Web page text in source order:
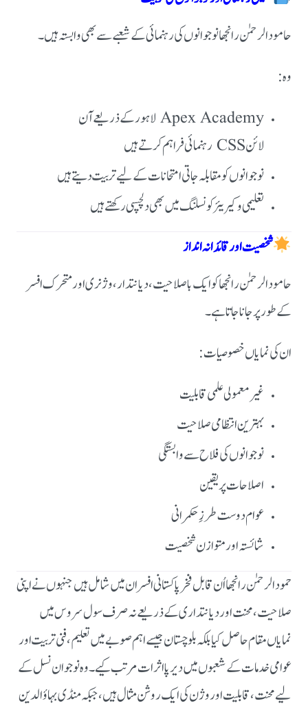
حامود الرحمٰن رانجھا نوجوانوں کی رہنمائی کے شعبے سے بھی وابستہ ہیں۔
وہ:
Apex Academy لاہور کے ذریعے آن
لائن CSS رہنمائی فراہم کرتے ہیں
نوجوانوں کو مقابلہ جاتی امتحانات کے لیے تربیت دیتے ہیں
تعلیمی و کیریئر کونسلنگ میں بھی دلچسپی رکھتے ہیں
شخصیت اور قائدانہ انداز
حامود الرحمٰن رانجھا کو ایک باصلاحیت، دیانتدار، وژنری اور متحرک افسر
کے طور پر جانا جاتا ہے۔
ان کی نمایاں خصوصیات:
غیر معمولی علمی قابلیت
بہترین انتظامی صلاحیت
نوجوانوں کی فلاح سے وابستگی
اصلاحات پر یقین
عوام دوست طرزِ حکمرانی
شائستہ اور متوازن شخصیت
حمود الرحمٰن رانجھا اُن قابل فخر پاکستانی افسران میں شامل ہیں جنہوں نے اپنی
صلاحیت، محنت اور دیانتداری کے ذریعے نہ صرف سول سروس میں
نمایاں مقام حاصل کیا بلکہ بلوچستان جیسے اہم صوبے میں تعلیم، فنی تربیت اور
عوامی خدمات کے شعبوں میں دیرپا اثرات مرتب کیے۔وہ نوجوان نسل کے
لیے محنت، قابلیت اور وژن کی ایک روشن مثال ہیں، جبکہ منڈی بہاؤالدین